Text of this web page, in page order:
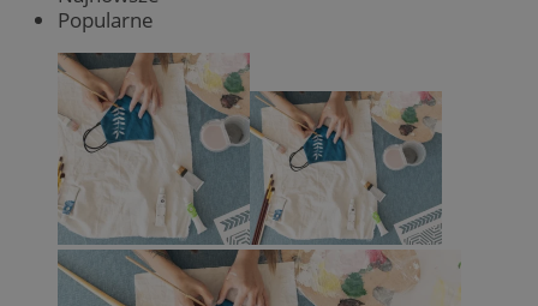
Popularne